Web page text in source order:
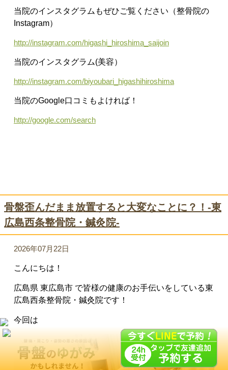
当院のインスタグラムもぜひご覧ください（整骨院の
Instagram）
http://instagram.com/higashi_hiroshima_saijoin
当院のインスタグラム(美容）
http://instagram.com/biyoubari_higashihiroshima
当院のGoogle口コミもよければ！
http://google.com/search
骨盤歪んだまま放置すると大変なことに？！-東
広島西条整骨院・鍼灸院-
2026年07月22日
こんにちは！
広島県 東広島市 で皆様の健康のお手伝いをしている東
広島西条整骨院・鍼灸院です！
今回は